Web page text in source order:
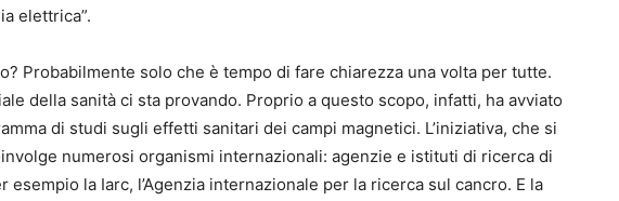
elettrica”.
Probabilmente solo che è tempo di fare chiarezza una volta per tutte.
della sanità ci sta provando. Proprio a questo scopo, infatti, ha avviato
di studi sugli effetti sanitari dei campi magnetici. L’iniziativa, che si
numerosi organismi internazionali: agenzie e istituti di ricerca di
la Iarc, l’Agenzia internazionale per la ricerca sul cancro. E la